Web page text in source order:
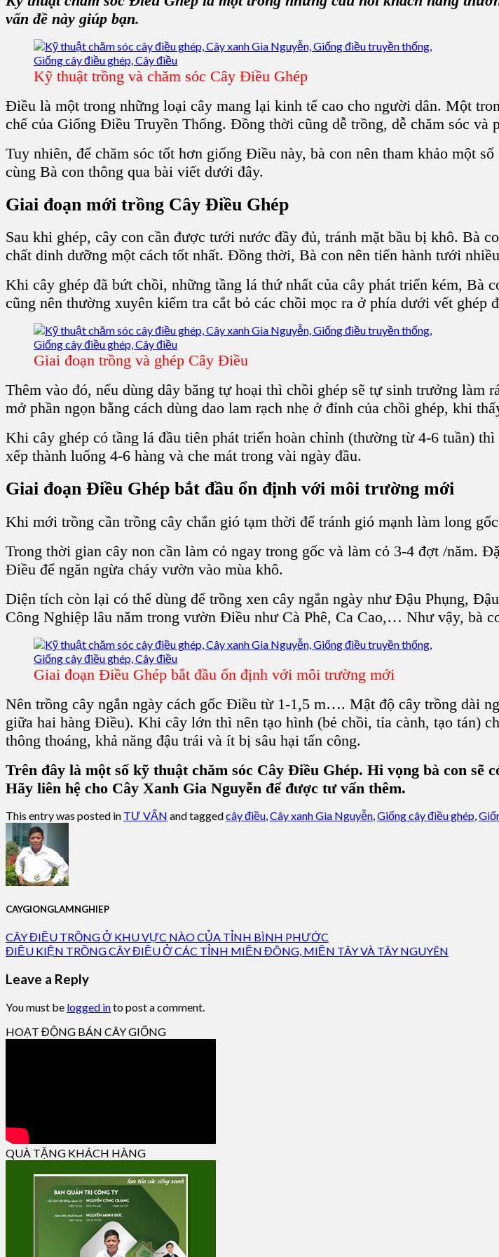
vấn đề này giúp bạn.
Kỹ thuật trồng và chăm sóc Cây Điều Ghép
Điều là một trong những loại cây mang lại kinh tế cao cho người dân. Một
chế của Giống Điều Truyền Thống. Đồng thời cũng dễ trồng, dễ chăm sóc và
Tuy nhiên, để chăm sóc tốt hơn giống Điều này, bà con nên tham khảo một số
cùng Bà con thông qua bài viết dưới đây.
Giai đoạn mới trồng Cây Điều Ghép
Sau khi ghép, cây con cần được tưới nước đầy đủ, tránh mặt bầu bị khô. Bà
chất dinh dưỡng một cách tốt nhất. Đồng thời, Bà con nên tiến hành tưới
Khi cây ghép đã bứt chồi, những tầng lá thứ nhất của cây phát triển kém, Bà
cũng nên thường xuyên kiểm tra cắt bỏ các chồi mọc ra ở phía dưới vết ghép
Giai đoạn trồng và ghép Cây Điều
Thêm vào đó, nếu dùng dây băng tự hoại thì chồi ghép sẽ tự sinh trưởng làm
mở phần ngọn bằng cách dùng dao lam rạch nhẹ ở đỉnh của chồi ghép, khi
Khi cây ghép có tầng lá đầu tiên phát triển hoàn chỉnh (thường từ 4-6 tuần)
xếp thành luống 4-6 hàng và che mát trong vài ngày đầu.
Giai đoạn Điều Ghép bắt đầu ổn định với môi trường mới
Khi mới trồng cần trồng cây chắn gió tạm thời để tránh gió mạnh làm long
Trong thời gian cây non cần làm cỏ ngay trong gốc và làm cỏ 3-4 đợt /năm.
Điều để ngăn ngừa cháy vườn vào mùa khô.
Diện tích còn lại có thể dùng để trồng xen cây ngắn ngày như Đậu Phụng,
Công Nghiệp lâu năm trong vườn Điều như Cà Phê, Ca Cao,… Như vậy, bà
Giai đoạn Điều Ghép bắt đầu ổn định với môi trường mới
Nên trồng cây ngắn ngày cách gốc Điều từ 1-1,5 m…. Mật độ cây trồng dài
giữa hai hàng Điều). Khi cây lớn thì nên tạo hình (bẻ chồi, tỉa cành, tạo tán)
thông thoáng, khả năng đậu trái và ít bị sâu hại tấn công.
Trên đây là một số kỹ thuật chăm sóc Cây Điều Ghép. Hi vọng bà con
Hãy liên hệ cho Cây Xanh Gia Nguyễn để được tư vấn thêm.
This entry was posted in TƯ VẤN and taggedcây điều Cây xanh Gia Nguyễn Giống cây điều ghép
CAYGIONGLAMNGHIEP
CÂY ĐIỀU TRỒNG Ở KHU VỰC NÀO CỦA TỈNH BÌNH PHƯỚC
ĐIỀU KIỆN TRỒNG CÂY ĐIỀU Ở CÁC TỈNH MIỀN ĐÔNG, MIỀN TÂY VÀ TÂY NGUYÊN
Leave a Reply
You must be logged into post a comment.
HOẠT ĐỘNG BÁN CÂY GIỐNG
QUÀ TẶNG KHÁCH HÀNG